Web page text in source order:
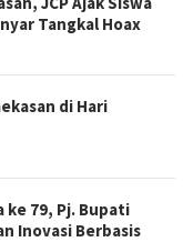
Tangkal Hoax
di Hari
ke 79, Pj. Bupati
Inovasi Berbasis